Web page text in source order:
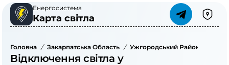
Енергосистема
Карта світла
Головна / Закарпатська Область / Ужгородський Район
Відключення світла у